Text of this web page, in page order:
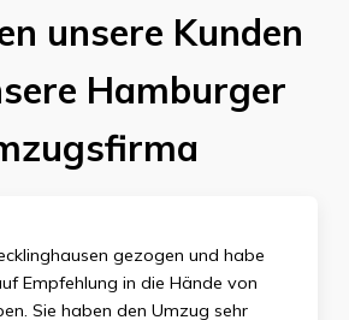
unsere Kunden
Hamburger
gezogen und habe
Empfehlung in die Hände von
Sie haben den Umzug sehr